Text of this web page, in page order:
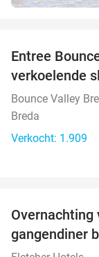
Entree
verkoelende
Bounce Valley
Breda
Verkocht: 1.909
Overnachting
gangendiner